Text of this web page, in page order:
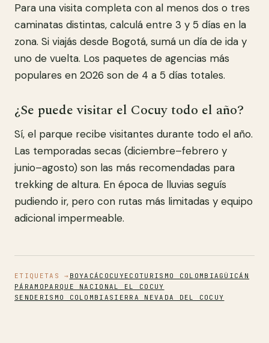
Para una visita completa con al menos dos o tres
caminatas distintas, calculá entre 3 y 5 días en la
zona. Si viajás desde Bogotá, sumá un día de ida y
uno de vuelta. Los paquetes de agencias más
populares en 2026 son de 4 a 5 días totales.
¿Se puede visitar el Cocuy todo el año?
Sí, el parque recibe visitantes durante todo el año.
Las temporadas secas (diciembre–febrero y
junio–agosto) son las más recomendadas para
trekking de altura. En época de lluvias seguís
pudiendo ir, pero con rutas más limitadas y equipo
adicional impermeable.
ETIQUETAS → BOYACÁ COCUYECOTURISMO COLOMBIA GÜICÁN
PÁRAMO PARQUE NACIONAL EL COCUY
SENDERISMO COLOMBIA SIERRA NEVADA DEL COCUY